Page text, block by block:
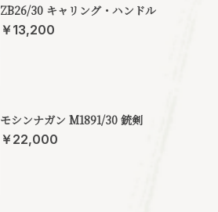
ZB26/30 キャリング・ハンドル
￥13,200
モシンナガン M1891/30 銃剣
￥22,000